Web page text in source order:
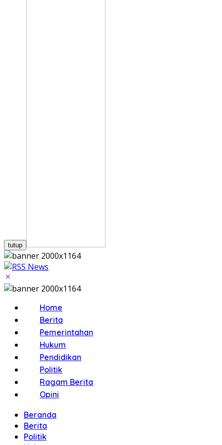
tutup
Home
Berita
Pemerintahan
Hukum
Pendidikan
Politik
Ragam Berita
Opini
Beranda
Berita
Politik